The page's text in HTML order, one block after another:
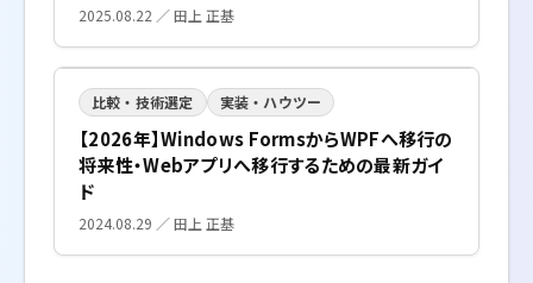
2025.08.22 ／ 田上 正基
比較・技術選定 実装・ハウツー
【2026年】Windows FormsからWPFへ移行の
将来性・Webアプリへ移行するための最新ガイ
ド
2024.08.29 ／ 田上 正基